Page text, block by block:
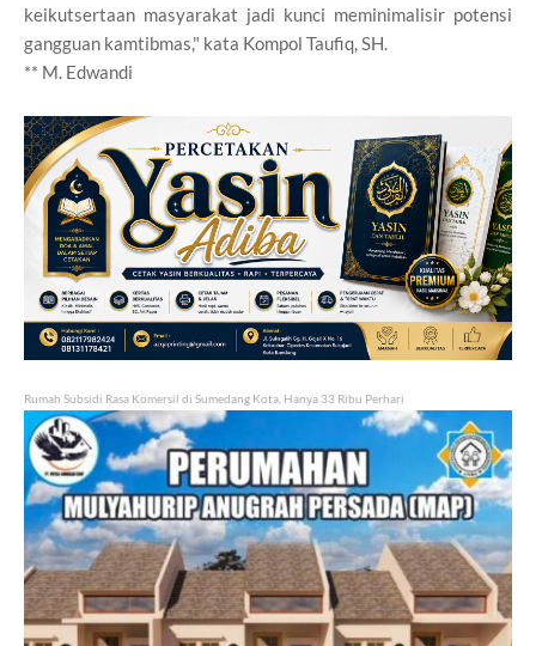
keikutsertaan masyarakat jadi kunci meminimalisir potensi
gangguan kamtibmas," kata Kompol Taufiq, SH.
** M. Edwandi
Rumah Subsidi Rasa Komersil di Sumedang Kota, Hanya 33 Ribu Perhari